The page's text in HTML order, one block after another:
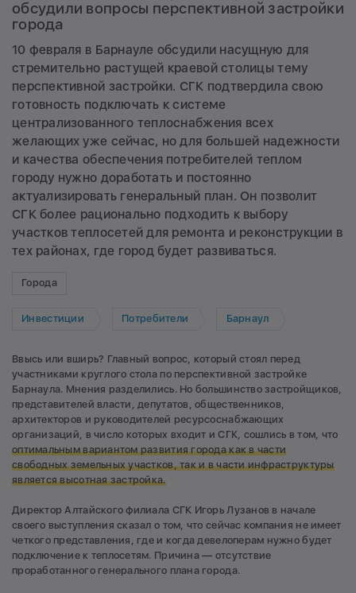
обсудили вопросы перспективной застройки
города
10 февраля в Барнауле обсудили насущную для
стремительно растущей краевой столицы тему
перспективной застройки. СГК подтвердила свою
готовность подключать к системе
централизованного теплоснабжения всех
желающих уже сейчас, но для большей надежности
и качества обеспечения потребителей теплом
городу нужно доработать и постоянно
актуализировать генеральный план. Он позволит
СГК более рационально подходить к выбору
участков теплосетей для ремонта и реконструкции в
тех районах, где город будет развиваться.
Города
Инвестиции Потребители Барнаул
Ввысь или вширь? Главный вопрос, который стоял перед
участниками круглого стола по перспективной застройке
Барнаула. Мнения разделились. Но большинство застройщиков,
представителей власти, депутатов, общественников,
архитекторов и руководителей ресурсоснабжающих
организаций, в число которых входит и СГК, сошлись в том, что
оптимальным вариантом развития города как в части
свободных земельных участков, так и в части инфраструктуры
является высотная застройка.
Директор Алтайского филиала СГК Игорь Лузанов в начале
своего выступления сказал о том, что сейчас компания не имеет
четкого представления, где и когда девелоперам нужно будет
подключение к теплосетям. Причина — отсутствие
проработанного генерального плана города.